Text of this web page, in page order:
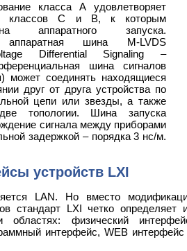
класса А удовлетворяет
классов C и B, к которым
аппаратного запуска.
аппаратная шина M-LVDS
Differential Signaling –
шина сигналов
может соединять находящиеся
друг от друга устройства по
цепи или звезды, а также
топологии. Шина запуска
сигнала между приборами
задержкой – порядка 3 нс/м.
устройств LXI
LAN. Но вместо
стандарт LXI четко определяет
областях: физический
интерфейс, WEB интерфейс